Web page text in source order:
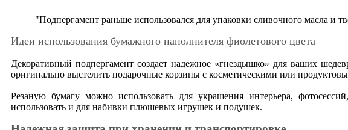
"Подпергамент раньше использовался для упаковки сливочного масла
Идеи использования бумажного наполнителя фиолетового цвета
Декоративный подпергамент создает надежное «гнездышко» для ваших
оригинально выстелить подарочные корзины с косметическими или
Резаную бумагу можно использовать для украшения интерьера,
использовать и для набивки плюшевых игрушек и подушек.